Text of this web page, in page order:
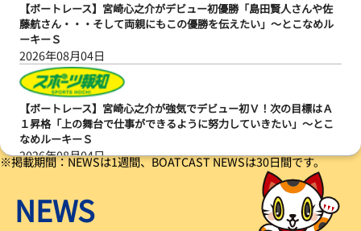
【ボートレース】宮崎心之介がデビュー初優勝「島田賢人さんや佐
藤航さん・・・そして両親にもこの優勝を伝えたい」～とこなめル
ーキーＳ
2026年08月04日
【ボートレース】宮崎心之介が強気でデビュー初Ｖ！次の目標はＡ
１昇格「上の舞台で仕事ができるように努力していきたい」～とこ
なめルーキーＳ
2026年08月04日
【ルーキーシリーズ第15戦】塚越海斗「伸びを生かす方向で」4カド
から攻める／とこなめボートレース
※掲載期間：NEWSは1週間、BOATCAST NEWSは30日間です。
NEWS